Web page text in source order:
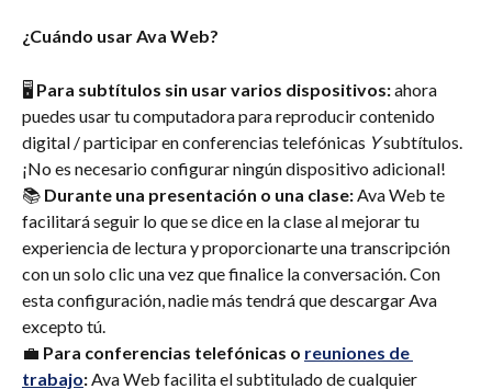
¿Cuándo usar Ava Web?
🖥 Para subtítulos sin usar varios dispositivos: ahora
puedes usar tu computadora para reproducir contenido
digital / participar en conferencias telefónicas Y subtítulos.
¡No es necesario configurar ningún dispositivo adicional!
📚 Durante una presentación o una clase: Ava Web te
facilitará seguir lo que se dice en la clase al mejorar tu
experiencia de lectura y proporcionarte una transcripción
con un solo clic una vez que finalice la conversación. Con
esta configuración, nadie más tendrá que descargar Ava
excepto tú.
💼 Para conferencias telefónicas o reuniones de
trabajo: Ava Web facilita el subtitulado de cualquier